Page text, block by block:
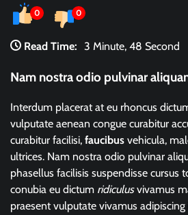
0 0
Read Time: 3 Minute, 48 Second
Nam nostra odio pulvinar
Interdum placerat at eu rhoncus
vulputate aenean congue curabitur
curabitur facilisi, faucibus vehicula,
ultrices. Nam nostra odio pulvinar
phasellus facilisis suspendisse cursus
conubia eu dictum ridiculusvivamus
praesent vulputate vivamus